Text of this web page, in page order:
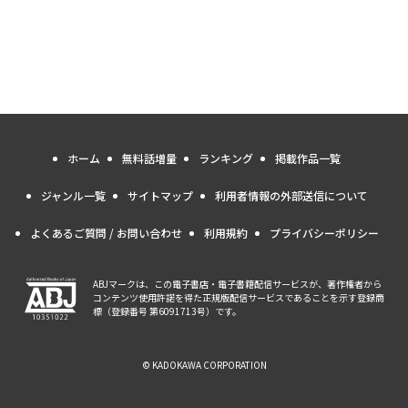
ホーム 無料話増量 ランキング 掲載作品一覧
ジャンル一覧 サイトマップ 利用者情報の外部送信について
よくあるご質問 / お問い合わせ 利用規約 プライバシーポリシー
ABJマークは、この電子書店・電子書籍配信サービスが、著作権者から
コンテンツ使用許諾を得た正規版配信サービスであることを示す登録商
標（登録番号 第6091713号）です。
© KADOKAWA CORPORATION